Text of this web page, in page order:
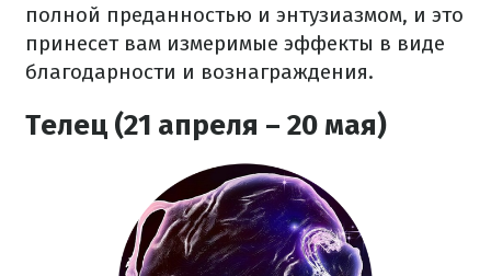
полной преданностью и энтузиазмом, и это
принесет вам измеримые эффекты в виде
благодарности и вознаграждения.
Телец (21 апреля – 20 мая)